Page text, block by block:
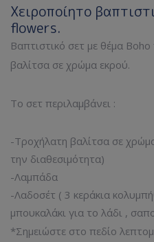
Χειροποίητο
flowers.
Βαπτιστικό σετ με θέμα
βαλίτσα σε χρώμα εκρού.
Το σετ περιλαμβάνει :
-Τροχήλατη βαλίτσα σε
την διαθεσιμότητα)
-Λαμπάδα
-Λαδοσέτ ( 3 κεράκια
μπουκαλάκι για το λάδι ,
*Σημειώστε στο πεδίο